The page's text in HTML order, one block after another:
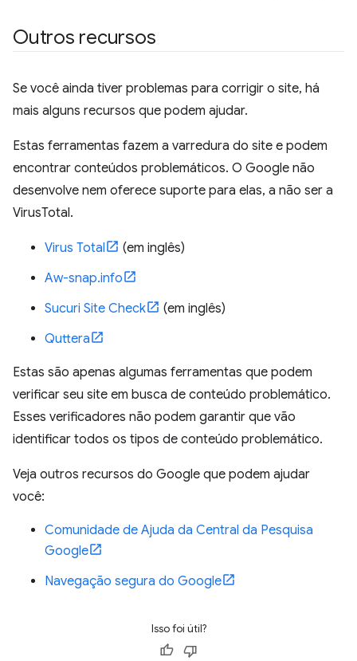
Outros recursos
Se você ainda tiver problemas para corrigir o site, há
mais alguns recursos que podem ajudar.
Estas ferramentas fazem a varredura do site e podem
encontrar conteúdos problemáticos. O Google não
desenvolve nem oferece suporte para elas, a não ser a
VirusTotal.
Virus Total
(em inglês)
Aw-snap.info
Sucuri Site Check
(em inglês)
Quttera
Estas são apenas algumas ferramentas que podem
verificar seu site em busca de conteúdo problemático.
Esses verificadores não podem garantir que vão
identificar todos os tipos de conteúdo problemático.
Veja outros recursos do Google que podem ajudar
você:
Comunidade de Ajuda da Central da Pesquisa
Google
Navegação segura do Google
Isso foi útil?